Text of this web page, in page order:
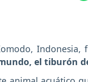
Indonesia,
el tiburón